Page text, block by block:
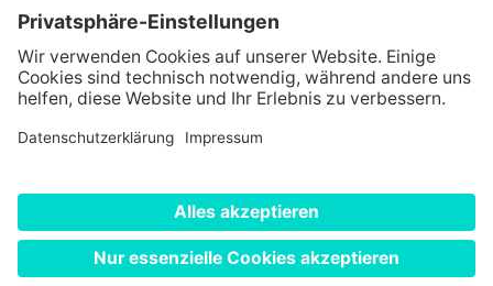
Lernen mit Viona
Alle Partner
Partner werden
Impressum
Nutzungsbedingungen
Cookie Einstellungen